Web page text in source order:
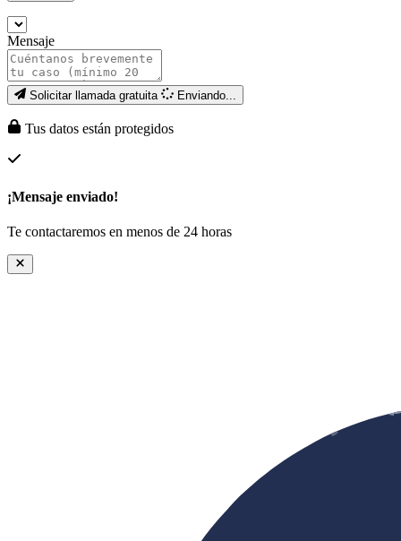
Mensaje
Solicitar llamada gratuita Enviando...
Tus datos están protegidos
¡Mensaje enviado!
Te contactaremos en menos de 24 horas